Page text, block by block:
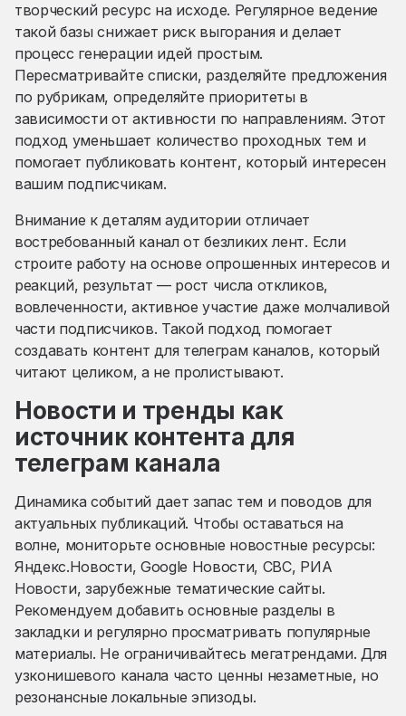
творческий ресурс на исходе. Регулярное ведение
такой базы снижает риск выгорания и делает
процесс генерации идей простым.
Пересматривайте списки, разделяйте предложения
по рубрикам, определяйте приоритеты в
зависимости от активности по направлениям. Этот
подход уменьшает количество проходных тем и
помогает публиковать контент, который интересен
вашим подписчикам.
Внимание к деталям аудитории отличает
востребованный канал от безликих лент. Если
строите работу на основе опрошенных интересов и
реакций, результат — рост числа откликов,
вовлеченности, активное участие даже молчаливой
части подписчиков. Такой подход помогает
создавать контент для телеграм каналов, который
читают целиком, а не пролистывают.
Новости и тренды как
источник контента для
телеграм канала
Динамика событий дает запас тем и поводов для
актуальных публикаций. Чтобы оставаться на
волне, мониторьте основные новостные ресурсы:
Яндекс.Новости, Google Новости, CBC, РИА
Новости, зарубежные тематические сайты.
Рекомендуем добавить основные разделы в
закладки и регулярно просматривать популярные
материалы. Не ограничивайтесь мегатрендами. Для
узконишевого канала часто ценны незаметные, но
резонансные локальные эпизоды.